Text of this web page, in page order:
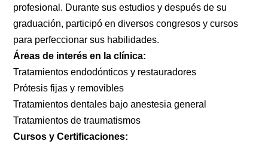
profesional. Durante sus estudios y después de su
graduación, participó en diversos congresos y cursos
para perfeccionar sus habilidades.
Áreas de interés en la clínica:
Tratamientos endodónticos y restauradores
Prótesis fijas y removibles
Tratamientos dentales bajo anestesia general
Tratamientos de traumatismos
Cursos y Certificaciones: